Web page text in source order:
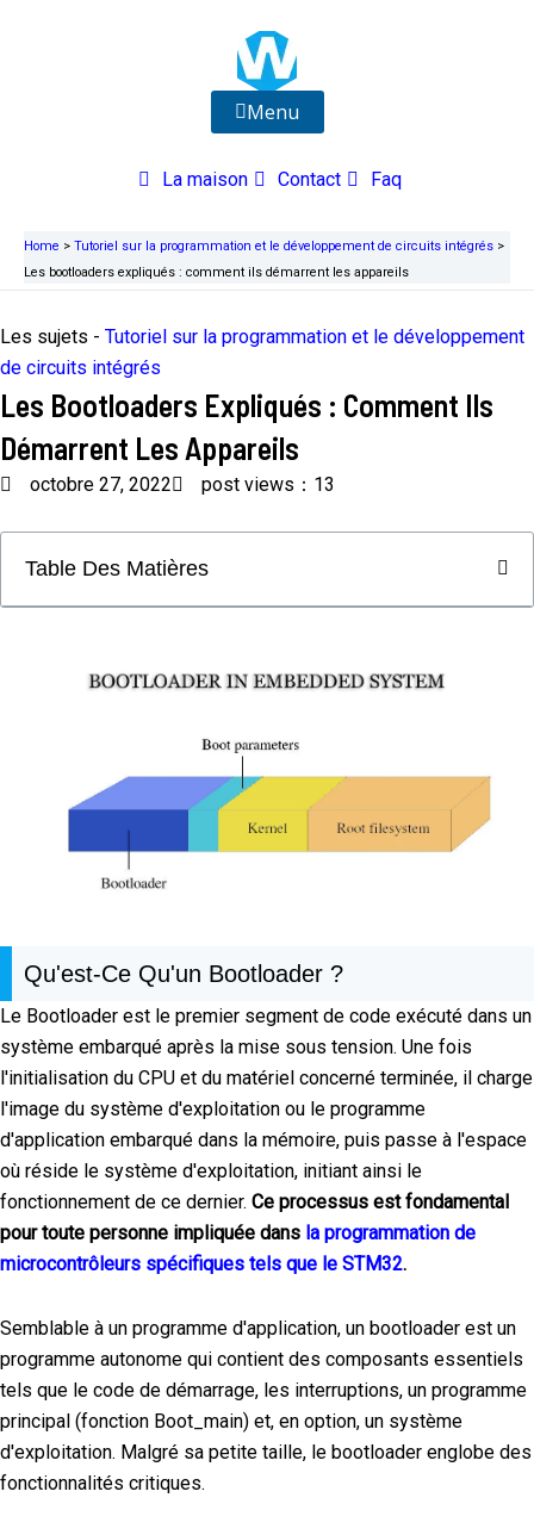
Menu
La maison Contact Faq
Home > Tutoriel sur la programmation et le développement de circuits intégrés >
Les bootloaders expliqués : comment ils démarrent les appareils
Les sujets - Tutoriel sur la programmation et le développement
de circuits intégrés
Les Bootloaders Expliqués : Comment Ils
Démarrent Les Appareils
octobre 27, 2022 post views：13
Table Des Matières
Qu'est-Ce Qu'un Bootloader ?
Le Bootloader est le premier segment de code exécuté dans un
système embarqué après la mise sous tension. Une fois
l'initialisation du CPU et du matériel concerné terminée, il charge
l'image du système d'exploitation ou le programme
d'application embarqué dans la mémoire, puis passe à l'espace
où réside le système d'exploitation, initiant ainsi le
fonctionnement de ce dernier. Ce processus est fondamental
pour toute personne impliquée dans la programmation de
microcontrôleurs spécifiques tels que le STM32.
Semblable à un programme d'application, un bootloader est un
programme autonome qui contient des composants essentiels
tels que le code de démarrage, les interruptions, un programme
principal (fonction Boot_main) et, en option, un système
d'exploitation. Malgré sa petite taille, le bootloader englobe des
fonctionnalités critiques.